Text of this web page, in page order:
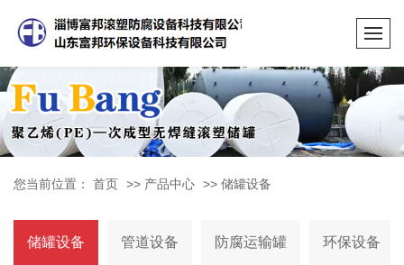
您当前位置： 首页 >> 产品中心 >> 储罐设备
储罐设备 管道设备 防腐运输罐 环保设备